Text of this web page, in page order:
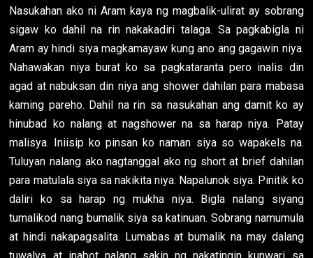
Nasukahan ako ni Aram kaya ng magbalik-ulirat ay sobrang
sigaw ko dahil na rin nakakadiri talaga. Sa pagkabigla ni
Aram ay hindi siya magkamayaw kung ano ang gagawin niya.
Nahawakan niya burat ko sa pagkataranta pero inalis din
agad at nabuksan din niya ang shower dahilan para mabasa
kaming pareho. Dahil na rin sa nasukahan ang damit ko ay
hinubad ko nalang at nagshower na sa harap niya. Patay
malisya. Iniisip ko pinsan ko naman siya so wapakels na.
Tuluyan nalang ako nagtanggal ako ng short at brief dahilan
para matulala siya sa nakikita niya. Napalunok siya. Pinitik ko
daliri ko sa harap ng mukha niya. Bigla nalang siyang
tumalikod nang bumalik siya sa katinuan. Sobrang namumula
at hindi nakapagsalita. Lumabas at bumalik na may dalang